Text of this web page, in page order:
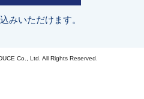
みいただけます。
Co., Ltd. All Rights Reserved.